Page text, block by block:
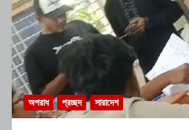
অপরাধ প্রচ্ছদ সারাদেশ